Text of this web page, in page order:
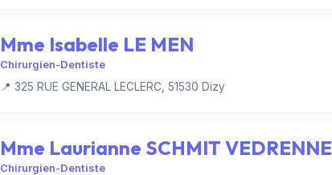
Mme Isabelle LE MEN
Chirurgien-Dentiste
📍 325 RUE GENERAL LECLERC, 51530 Dizy
Mme Laurianne SCHMIT VEDRENNE
Chirurgien-Dentiste